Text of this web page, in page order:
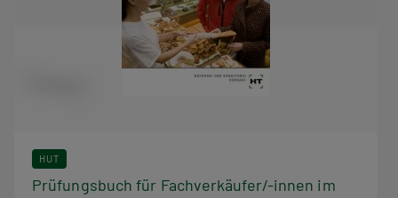
HUT
Prüfungsbuch für Fachverkäufer/-innen im